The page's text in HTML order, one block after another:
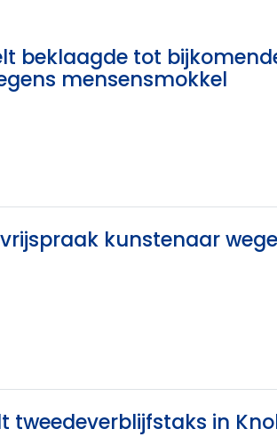
beklaagde tot
mensensmokkel
kunstenaar
tweedeverblijfstaks in